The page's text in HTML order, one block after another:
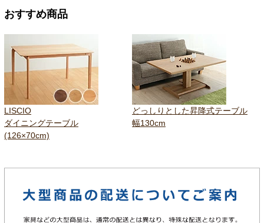
おすすめ商品
LISCIO
ダイニングテーブル
(126×70cm)
どっしりとした昇降式テーブル
幅130cm